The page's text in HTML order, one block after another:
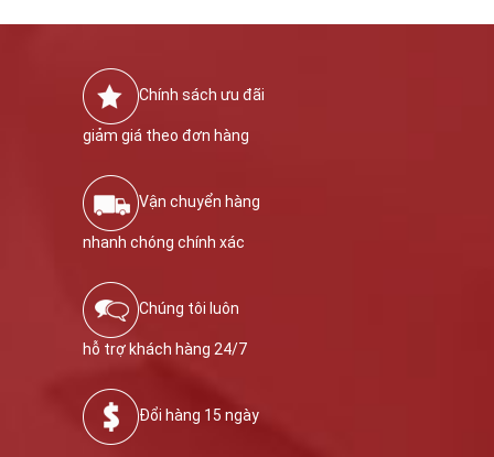
Chính sách ưu đãi
giảm giá theo đơn hàng
Vận chuyển hàng
nhanh chóng chính xác
Chúng tôi luôn
hỗ trợ khách hàng 24/7
Đổi hàng 15 ngày